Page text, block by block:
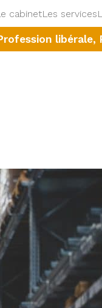
cabinetLes services
libérale,